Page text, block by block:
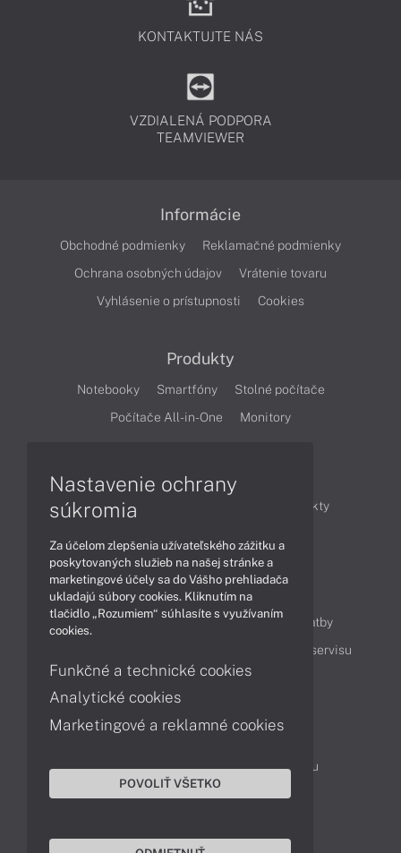
KONTAKTUJTE NÁS
VZDIALENÁ PODPORA
TEAMVIEWER
Informácie
Obchodné podmienky
Reklamačné podmienky
Ochrana osobných údajov
Vrátenie tovaru
Vyhlásenie o prístupnosti
Cookies
Produkty
Notebooky Smartfóny
Stolné počítače
Počítače All-in-One
Monitory
Články
Obchodné informácie
Produkty
Obsah
Ako nakupovať
Možnosti doručenia a platby
Cenník servisu
Kontakty
Servisné oddelenie
Reklamácia tovaru
Nastavenie ochrany
súkromia
Za účelom zlepšenia užívateľského zážitku a
poskytovaných služieb na našej stránke a
marketingové účely sa do Vášho prehliadača
ukladajú súbory cookies. Kliknutím na
tlačidlo „Rozumiem“ súhlasíte s využívaním
cookies.
Funkčné a technické cookies
Analytické cookies
Marketingové a reklamné cookies
POVOLIŤ VŠETKO